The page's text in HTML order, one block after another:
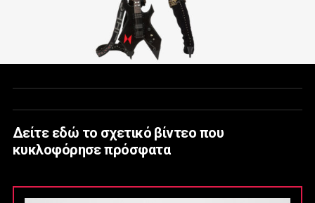
Δείτε εδώ το σχετικό βίντεο που
κυκλοφόρησε πρόσφατα